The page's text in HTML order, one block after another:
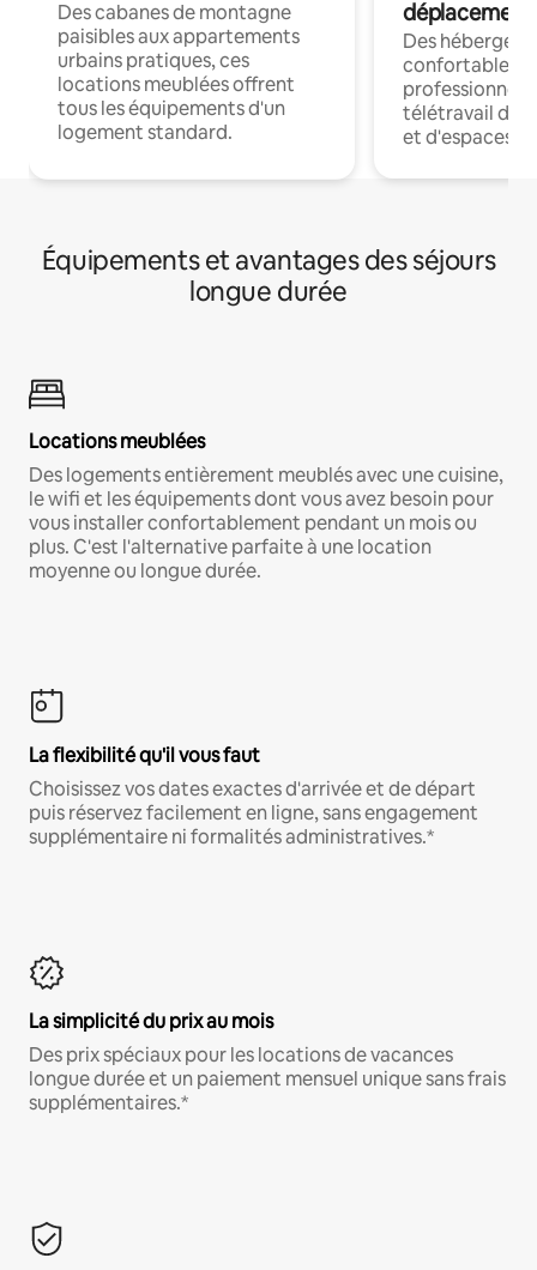
Des cabanes de montagne
paisibles aux appartements
urbains pratiques, ces
locations meublées offrent
tous les équipements d'un
logement standard.
déplacement
Des
confortables
professionnels
télétravail
et d'espaces
Équipements et avantages des séjours
longue durée
Locations meublées
Des logements entièrement meublés avec une cuisine,
le wifi et les équipements dont vous avez besoin pour
vous installer confortablement pendant un mois ou
plus. C'est l'alternative parfaite à une location
moyenne ou longue durée.
La flexibilité qu'il vous faut
Choisissez vos dates exactes d'arrivée et de départ
puis réservez facilement en ligne, sans engagement
supplémentaire ni formalités administratives.*
La simplicité du prix au mois
Des prix spéciaux pour les locations de vacances
longue durée et un paiement mensuel unique sans frais
supplémentaires.*